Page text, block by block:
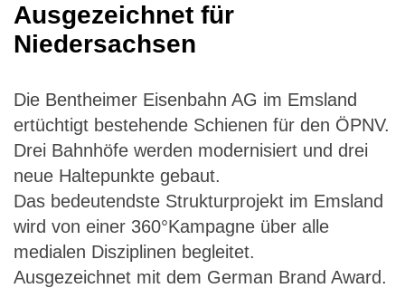
Ausgezeichnet für
Niedersachsen
Die Bentheimer Eisenbahn AG im Emsland
ertüchtigt bestehende Schienen für den ÖPNV.
Drei Bahnhöfe werden modernisiert und drei
neue Haltepunkte gebaut.
Das bedeutendste Strukturprojekt im Emsland
wird von einer 360°Kampagne über alle
medialen Disziplinen begleitet.
Ausgezeichnet mit dem German Brand Award.